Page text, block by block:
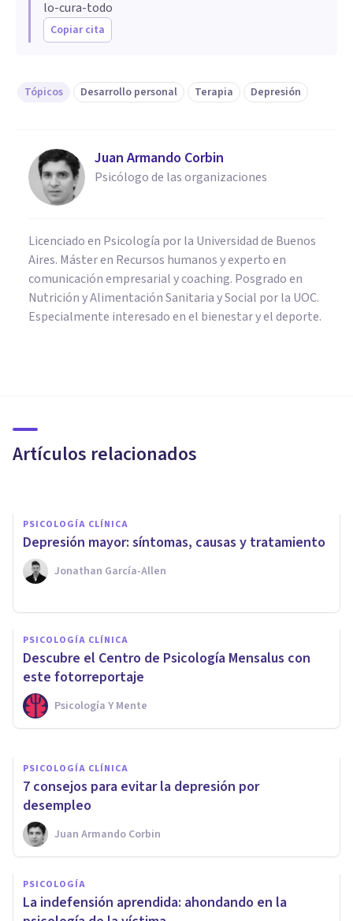
lo-cura-todo
Copiar cita
Tópicos Desarrollo personal Terapia Depresión
Juan Armando Corbin
Psicólogo de las organizaciones
Licenciado en Psicología por la Universidad de Buenos
Aires. Máster en Recursos humanos y experto en
comunicación empresarial y coaching. Posgrado en
Nutrición y Alimentación Sanitaria y Social por la UOC.
Especialmente interesado en el bienestar y el deporte.
Artículos relacionados
a principios de este año 2021
PSICOLOGÍA CLÍNICA
Depresión mayor: síntomas, causas y tratamiento
Jonathan García-Allen
PSICOLOGÍA CLÍNICA
Descubre el Centro de Psicología Mensalus con
este fotorreportaje
Psicología Y Mente
3 claves para gestionar una
depresión sin psicólogos
Edu Serrano
PSICOLOGÍA CLÍNICA
7 consejos para evitar la depresión por
desempleo
Juan Armando Corbin
PSICOLOGÍA
La indefensión aprendida: ahondando en la